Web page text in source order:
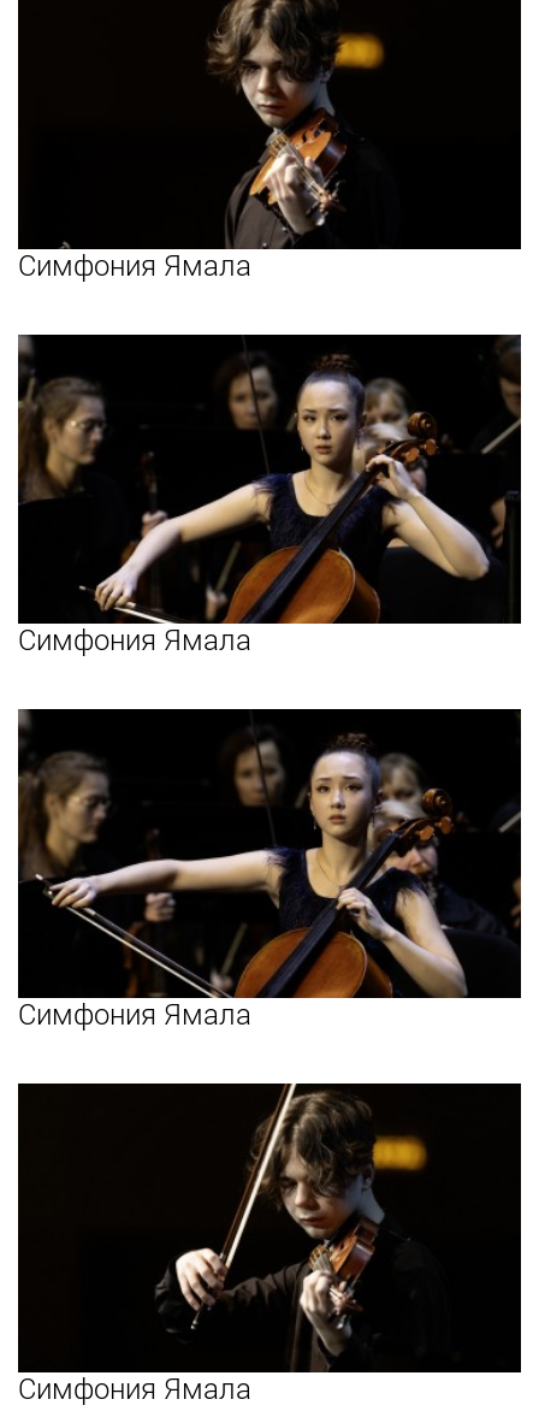
Симфония Ямала
Симфония Ямала
Симфония Ямала
Симфония Ямала